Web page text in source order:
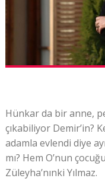
Hünkar da bir anne,
çıkabiliyor Demir’in?
adamla evlendi diye
mı? Hem O’nun
Züleyha’nınki Yılmaz.